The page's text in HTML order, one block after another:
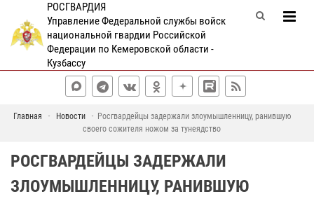
РОСГВАРДИЯ
Управление Федеральной службы войск
национальной гвардии Российской
Федерации по Кемеровской области -
Кузбассу
Главная Новости
Росгвардейцы задержали злоумышленницу, ранившую
своего сожителя ножом за тунеядство
РОСГВАРДЕЙЦЫ ЗАДЕРЖАЛИ
ЗЛОУМЫШЛЕННИЦУ, РАНИВШУЮ